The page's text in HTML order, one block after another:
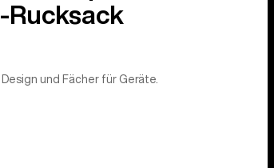
Rucksack
und Fächer für Geräte.